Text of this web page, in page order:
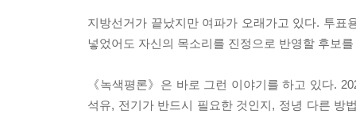
지방선거가 끝났지만 여파가 오래가고 있다. 투
넣었어도 자신의 목소리를 진정으로 반영할 후보
《녹색평론》은 바로 그런 이야기를 하고 있다.
석유, 전기가 반드시 필요한 것인지, 정녕 다른 방